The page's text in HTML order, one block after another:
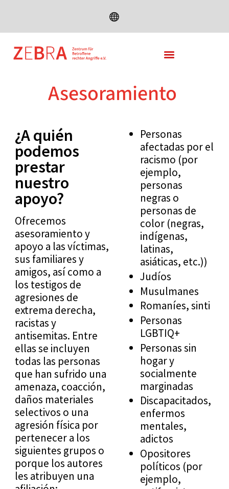
DEUTSCH
ENGLISH
FRANÇAIS
TÜRKÇE
СРПСКИ ЈЕЗИК
Asesoramiento
¿A quién
podemos
prestar
nuestro
apoyo?
Ofrecemos
asesoramiento y
apoyo a las víctimas,
sus familiares y
amigos, así como a
los testigos de
agresiones de
extrema derecha,
racistas y
antisemitas. Entre
ellas se incluyen
todas las personas
que han sufrido una
amenaza, coacción,
daños materiales
selectivos o una
agresión física por
pertenecer a los
siguientes grupos o
porque los autores
les atribuyen una
Personas
afectadas por el
racismo (por
ejemplo,
personas
negras o
personas de
color (negras,
indígenas,
latinas,
asiáticas, etc.))
Judíos
Musulmanes
Romaníes, sinti
Personas
LGBTIQ+
Personas sin
hogar y
socialmente
marginadas
Discapacitados,
enfermos
mentales,
adictos
Opositores
políticos (por
ejemplo,